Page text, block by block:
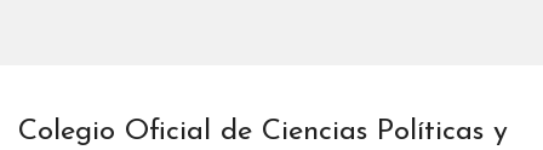
Colegio Oficial de Ciencias Políticas y